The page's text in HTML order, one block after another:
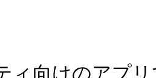
向けのアプリ